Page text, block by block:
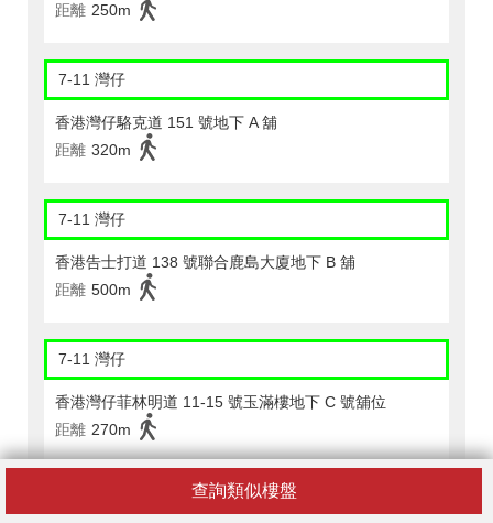
查詢類似樓盤
距離 250m
7-11 灣仔
香港灣仔駱克道 151 號地下 A 舖
距離 320m
7-11 灣仔
香港告士打道 138 號聯合鹿島大廈地下 B 舖
距離 500m
7-11 灣仔
香港灣仔菲林明道 11-15 號玉滿樓地下 C 號舖位
距離 270m